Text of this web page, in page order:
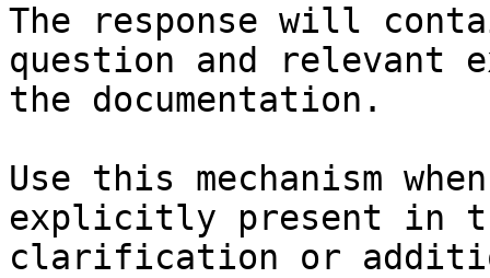
The response will
question and relevant
the documentation.
Use this mechanism
explicitly present in
clarification or